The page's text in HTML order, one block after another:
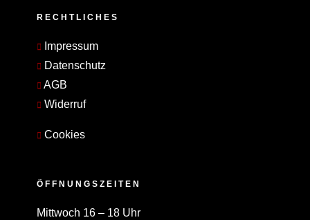
RECHTLICHES
Impressum
Datenschutz
AGB
Widerruf
Cookies
ÖFFNUNGSZEITEN
Mittwoch 16 – 18 Uhr